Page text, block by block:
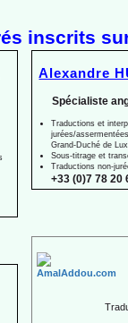
inscrits
Alexandre
Spécialiste
Traductions et
jurées/
Grand-Duché de
Sous-titrage et
Traductions non-
+33 (0)7 78 20